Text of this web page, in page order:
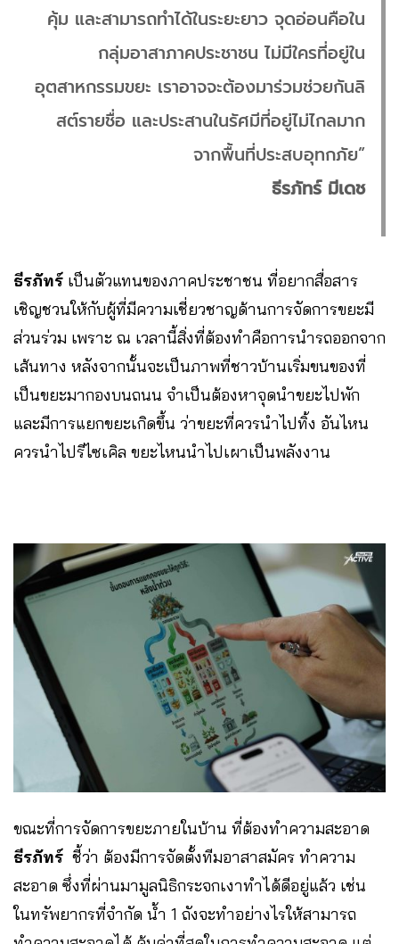
คุ้ม และสามารถทำได้ในระยะยาว จุดอ่อนคือใน
กลุ่มอาสาภาคประชาชน ไม่มีใครที่อยู่ใน
อุตสาหกรรมขยะ เราอาจจะต้องมาร่วมช่วยกันลิ
สต์รายชื่อ และประสานในรัศมีที่อยู่ไม่ไกลมาก
จากพื้นที่ประสบอุทกภัย”
ธีรภัทร์ มีเดช
ธีรภัทร์ เป็นตัวแทนของภาคประชาชน ที่อยากสื่อสาร
เชิญชวนให้กับผู้ที่มีความเชี่ยวชาญด้านการจัดการขยะมี
ส่วนร่วม เพราะ ณ เวลานี้สิ่งที่ต้องทำคือการนำรถออกจาก
เส้นทาง หลังจากนั้นจะเป็นภาพที่ชาวบ้านเริ่มขนของที่
เป็นขยะมากองบนถนน จำเป็นต้องหาจุดนำขยะไปพัก
และมีการแยกขยะเกิดขึ้น ว่าขยะที่ควรนำไปทิ้ง อันไหน
ควรนำไปรีไซเคิล ขยะไหนนำไปเผาเป็นพลังงาน
ขณะที่การจัดการขยะภายในบ้าน ที่ต้องทำความสะอาด
ธีรภัทร์ ชี้ว่า ต้องมีการจัดตั้งทีมอาสาสมัคร ทำความ
สะอาด ซึ่งที่ผ่านมามูลนิธิกระจกเงาทำได้ดีอยู่แล้ว เช่น
ในทรัพยากรที่จำกัด น้ำ 1 ถังจะทำอย่างไรให้สามารถ